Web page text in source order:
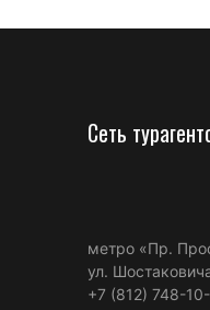
Сеть
метро «Пр.
ул.
+7 (812) 748-